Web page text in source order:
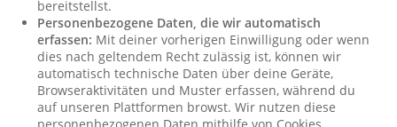
bereitstellst.
Personenbezogene Daten, die wir automatisch
erfassen: Mit deiner vorherigen Einwilligung oder wenn
dies nach geltendem Recht zulässig ist, können wir
automatisch technische Daten über deine Geräte,
Browseraktivitäten und Muster erfassen, während du
auf unseren Plattformen browst. Wir nutzen diese